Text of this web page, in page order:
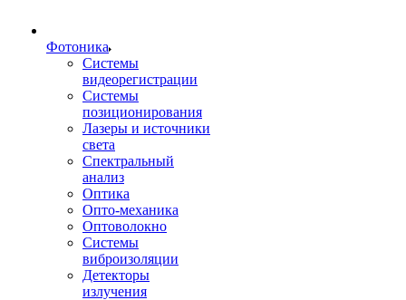
Фотоника
Cистемы
видеорегистрации
Системы
позиционирования
Лазеры и источники
света
Спектральный
анализ
Оптика
Опто-механика
Оптоволокно
Системы
виброизоляции
Детекторы
излучения